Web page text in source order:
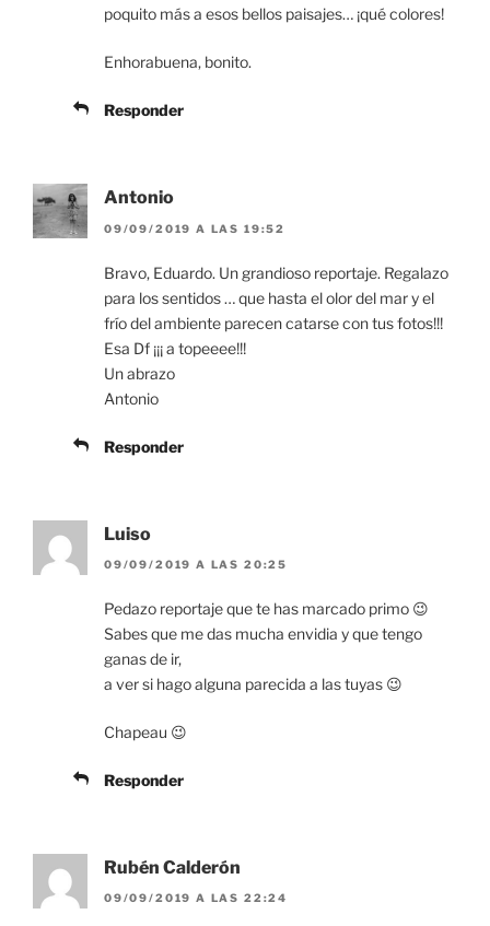
poquito más a esos bellos paisajes… ¡qué colores!
Enhorabuena, bonito.
Responder
Antonio
09/09/2019 A LAS 19:52
Bravo, Eduardo. Un grandioso reportaje. Regalazo
para los sentidos … que hasta el olor del mar y el
frío del ambiente parecen catarse con tus fotos!!!
Esa Df ¡¡¡ a topeeee!!!
Un abrazo
Antonio
Responder
Luiso
09/09/2019 A LAS 20:25
Pedazo reportaje que te has marcado primo 😉
Sabes que me das mucha envidia y que tengo
ganas de ir,
a ver si hago alguna parecida a las tuyas 😉
Chapeau 😉
Responder
Rubén Calderón
09/09/2019 A LAS 22:24